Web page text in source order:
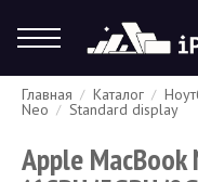
Гарантия Доставка и
Главная Каталог
Neo Standard display
Apple